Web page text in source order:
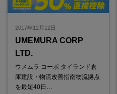
2017年12月12日
UMEMURA CORP
LTD.
ウメムラ コーポ タイランド倉
庫建設・物流改善指南物流拠点
を最短40日…